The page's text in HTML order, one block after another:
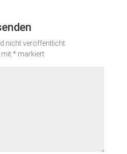
nicht veröffentlicht.
mit* markiert